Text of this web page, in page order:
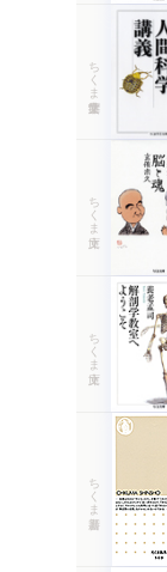
ちくま学芸文庫
ちくま文庫
ちくま文庫
ちくま新書